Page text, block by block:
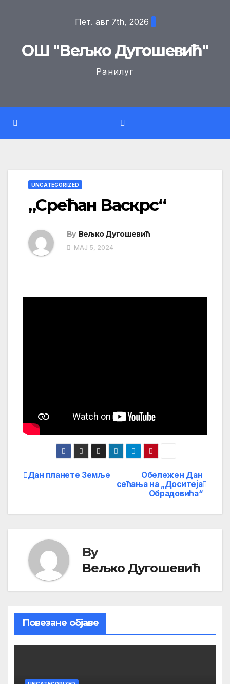
Пет. авг 7th, 2026
ОШ "Вељко Дугошевић"
Ранилуг
UNCATEGORIZED
„Срећан Васкрс“
By Вељко Дугошевић
МАЈ 5, 2024
Кретање
Обележен Дан
сећања на „Доситеја
Обрадовића“
Дан планете Земље
By
Вељко Дугошевић
Повезане објаве